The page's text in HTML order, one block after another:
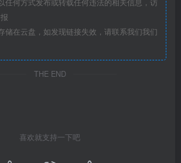
任何方式发布或转载任何违法的相关信息，访
储在云盘，如发现链接失效，请联系我们我们
THE END
喜欢就支持一下吧